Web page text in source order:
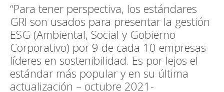
“Para tener perspectiva, los estándares
GRI son usados para presentar la gestión
ESG (Ambiental, Social y Gobierno
Corporativo) por 9 de cada 10 empresas
líderes en sostenibilidad. Es por lejos el
estándar más popular y en su última
actualización – octubre 2021-